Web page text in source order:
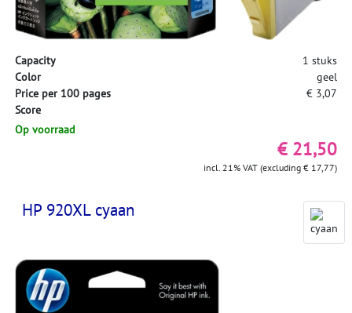
Capacity
1 stuks
Color
geel
Price per 100 pages
€ 3,07
Score
Op voorraad
€ 21,50
incl. 21% VAT (excluding € 17,77)
HP 920XL cyaan